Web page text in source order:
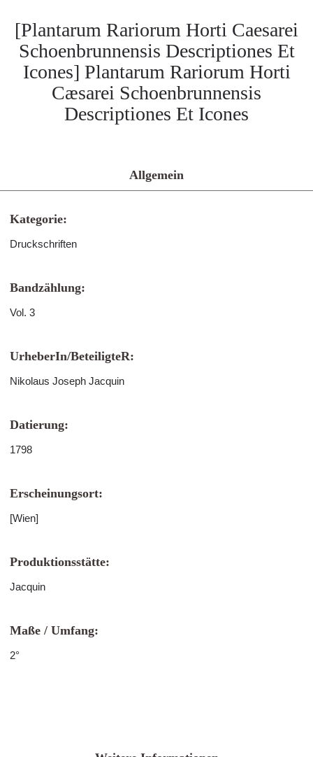
[Plantarum Rariorum Horti Caesarei
Schoenbrunnensis Descriptiones Et
Icones] Plantarum Rariorum Horti
Cæsarei Schoenbrunnensis
Descriptiones Et Icones
Allgemein
Kategorie:
Druckschriften
Bandzählung:
Vol. 3
UrheberIn/BeteiligteR:
Nikolaus Joseph Jacquin
Datierung:
1798
Erscheinungsort:
[Wien]
Produktionsstätte:
Jacquin
Maße / Umfang:
2°